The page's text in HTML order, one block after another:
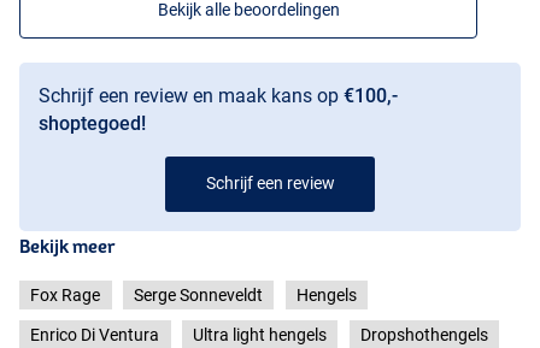
Bekijk alle beoordelingen
Schrijf een review en maak kans op €100,-
shoptegoed!
Schrijf een review
Bekijk meer
Fox Rage Serge Sonneveldt Hengels
Enrico Di Ventura Ultra light hengels Dropshothengels